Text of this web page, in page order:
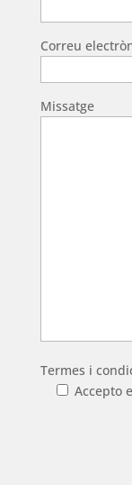
Correu
Missatge
Termes i
Accepto